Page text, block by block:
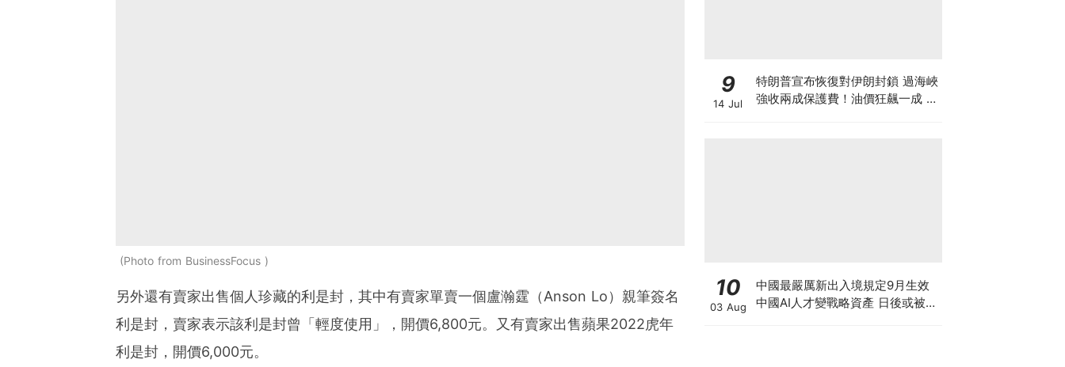
Photo from BusinessFocus
另外還有賣家出售個人珍藏的利是封，其中有賣家單賣一個盧瀚霆（Anson Lo）親筆簽名
利是封，賣家表示該利是封曾「輕度使用」，開價6,800元。又有賣家出售蘋果2022虎年
利是封，開價6,000元。
9
14 Jul
特朗普宣布恢復對伊朗封鎖 過海峽
強收兩成保護費！油價狂飆一成 金
10
03 Aug
中國最嚴厲新出入境規定9月生效
中國AI人才變戰略資產 日後或被嚴